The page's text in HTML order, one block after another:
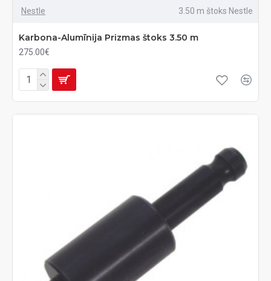
Nestle 3.50 m štoks Nestle
Karbona-Alumīnija Prizmas štoks 3.50 m
275.00€